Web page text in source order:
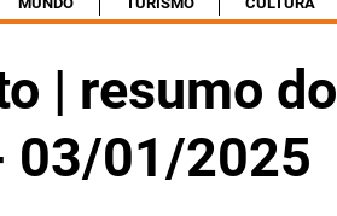
| resumo do
03/01/2025